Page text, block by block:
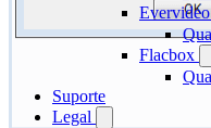
Evervideo
Flacbox
Suporte
Legal